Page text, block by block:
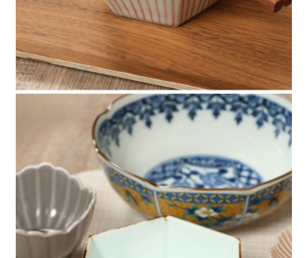
２．關於個人資料處理事宜，請瀏覽以下網址：
https://aftee.tw/terms/#terms3
３．未成年的使用者請事先徵得法定代理人或監護人之同意方可使用
「AFTEE先享後付」，若未經同意申辦者引起之損失，本公司不負相關責
任。
４．使用「AFTEE先享後付」時，將依據個別帳號之用戶狀況，依本公司即
時審查核予不同之上限額度；若仍有額度不足之情形，本公司將視審查結果
請求用戶進行身份認證。
５．嚴禁一人註冊多個帳號或使用他人資訊註冊。若發現惡意使用之情形，
恩沛科技股份有限公司將有權停止該用戶之使用額度並採取法律行動。